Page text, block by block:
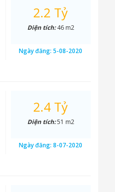
2.2 Tỷ
Diện tích:46 m2
Ngày đăng:5-08-2020
2.4 Tỷ
Diện tích:51 m2
Ngày đăng:8-07-2020